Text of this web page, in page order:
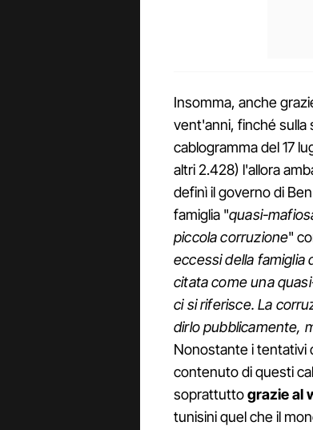
Insomma, anche
vent'anni, finché sulla
cablogramma del 17
altri 2.428) l'allora
definì il governo di
famiglia "quasi-
piccola corruzione"
eccessi della famiglia
citata come una
ci si riferisce. La
dirlo pubblicamente,
Nonostante i tentativi
contenuto di questi
soprattuttograzie al
tunisini quel che il